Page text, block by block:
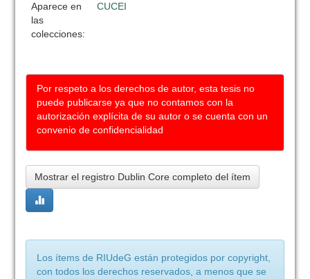
Aparece en
las
colecciones:
CUCEI
Por respeto a los derechos de autor, esta tesis no
puede publicarse ya que no contamos con la
autorización explícita de su autor o se cuenta con un
convenio de confidencialidad
Mostrar el registro Dublin Core completo del ítem
Los ítems de RIUdeG están protegidos por copyright,
con todos los derechos reservados, a menos que se